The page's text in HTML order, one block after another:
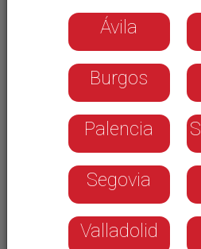
establecido el
Sanidad, siguen
margen a los
qué peticiones
Ávila
Burgos
Palencia
Segovia
Valladolid